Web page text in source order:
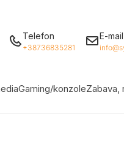
Telefon
+38736835281
E-mail
Gaming/konzoleZabava,